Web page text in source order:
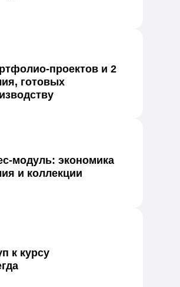
проектов и 2
готовых
экономика
и коллекции
к курсу